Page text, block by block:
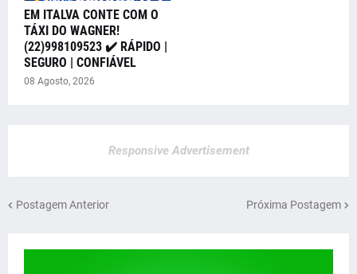
EM ITALVA CONTE COM O
TÁXI DO WAGNER!
(22)998109523 ✔️ RÁPIDO |
SEGURO | CONFIÁVEL
08 Agosto, 2026
Responsive Advertisement
Postagem Anterior Próxima Postagem